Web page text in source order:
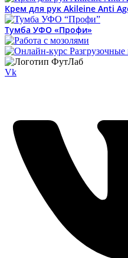
Крем для рук Akileine Anti
Тумба УФО «Профи»
Vk